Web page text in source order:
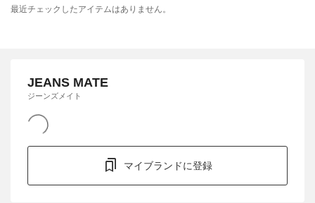
最近チェックしたアイテムはありません。
JEANS MATE
ジーンズメイト
マイブランドに登録